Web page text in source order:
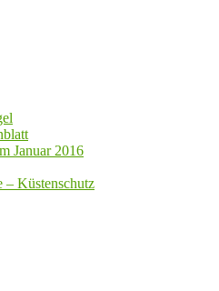
Januar 2016
– Küstenschutz